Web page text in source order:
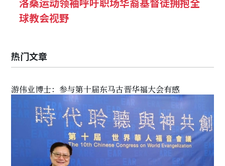
球教会视野
热门文章
游伟业博士：参与第十届东马古晋华福大会有感